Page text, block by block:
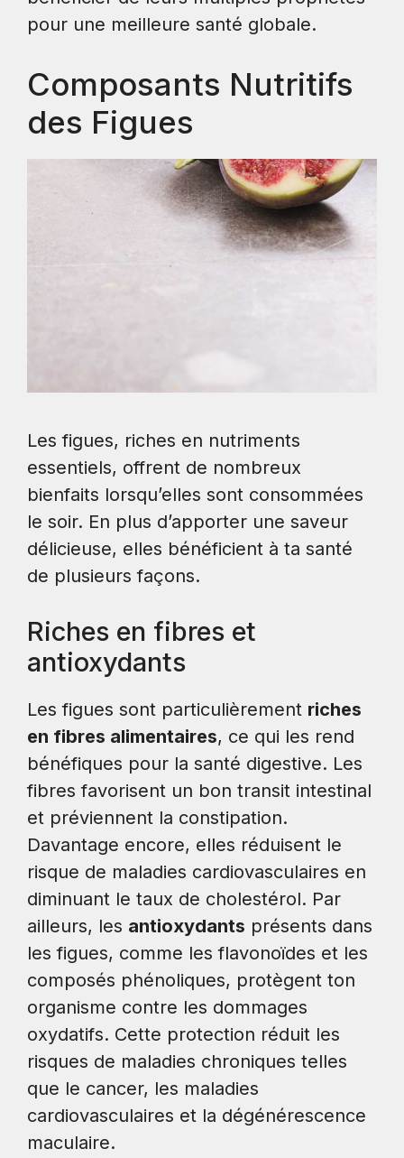
pour une meilleure santé globale.
Composants Nutritifs
des Figues
Les figues, riches en nutriments
essentiels, offrent de nombreux
bienfaits lorsqu’elles sont consommées
le soir. En plus d’apporter une saveur
délicieuse, elles bénéficient à ta santé
de plusieurs façons.
Riches en fibres et
antioxydants
Les figues sont particulièrement riches
en fibres alimentaires, ce qui les rend
bénéfiques pour la santé digestive. Les
fibres favorisent un bon transit intestinal
et préviennent la constipation.
Davantage encore, elles réduisent le
risque de maladies cardiovasculaires en
diminuant le taux de cholestérol. Par
ailleurs, les antioxydants présents dans
les figues, comme les flavonoïdes et les
composés phénoliques, protègent ton
organisme contre les dommages
oxydatifs. Cette protection réduit les
risques de maladies chroniques telles
que le cancer, les maladies
cardiovasculaires et la dégénérescence
maculaire.